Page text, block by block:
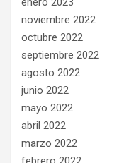
noviembre 2022
octubre 2022
septiembre 2022
agosto 2022
junio 2022
mayo 2022
abril 2022
marzo 2022